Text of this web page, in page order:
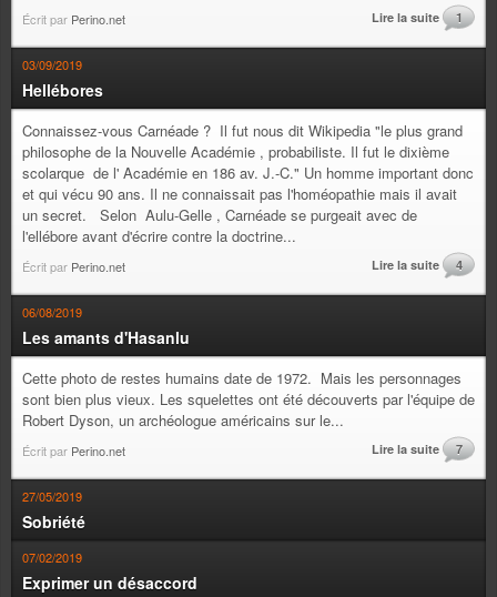
Écrit par Perino.net Lire la suite 1
03/09/2019
Hellébores
Connaissez-vous Carnéade ? Il fut nous dit Wikipedia "le plus grand
philosophe de la Nouvelle Académie , probabiliste. Il fut le dixième
scolarque de l' Académie en 186 av. J.-C." Un homme important donc
et qui vécu 90 ans. Il ne connaissait pas l'homéopathie mais il avait
un secret. Selon Aulu-Gelle , Carnéade se purgeait avec de
l'ellébore avant d'écrire contre la doctrine...
Écrit par Perino.net Lire la suite 4
06/08/2019
Les amants d'Hasanlu
Cette photo de restes humains date de 1972. Mais les personnages
sont bien plus vieux. Les squelettes ont été découverts par l'équipe de
Robert Dyson, un archéologue américains sur le...
Écrit par Perino.net Lire la suite 7
27/05/2019
Sobriété
07/02/2019
Exprimer un désaccord